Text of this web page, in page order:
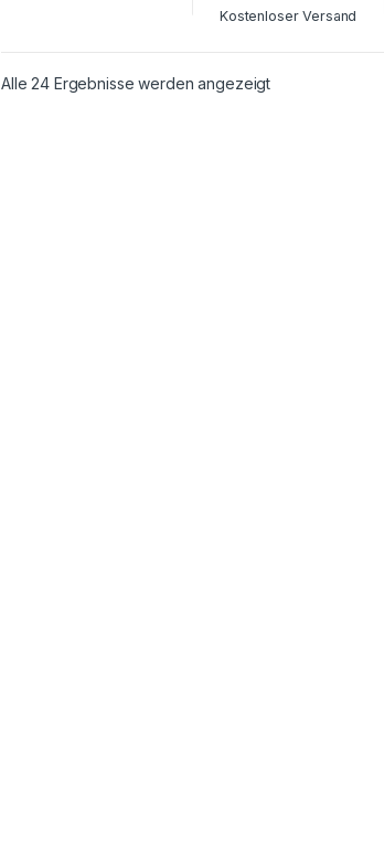
Kostenloser Versand
Alle 24 Ergebnisse werden angezeigt